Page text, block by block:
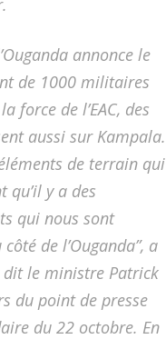
annonce le
de 1000 militaires
force de l’EAC, des
aussi sur Kampala.
de terrain qui
qu’il y a des
qui nous sont
de l’Ouganda”, a
dit le ministre Patrick
du point de presse
du 22 octobre. En